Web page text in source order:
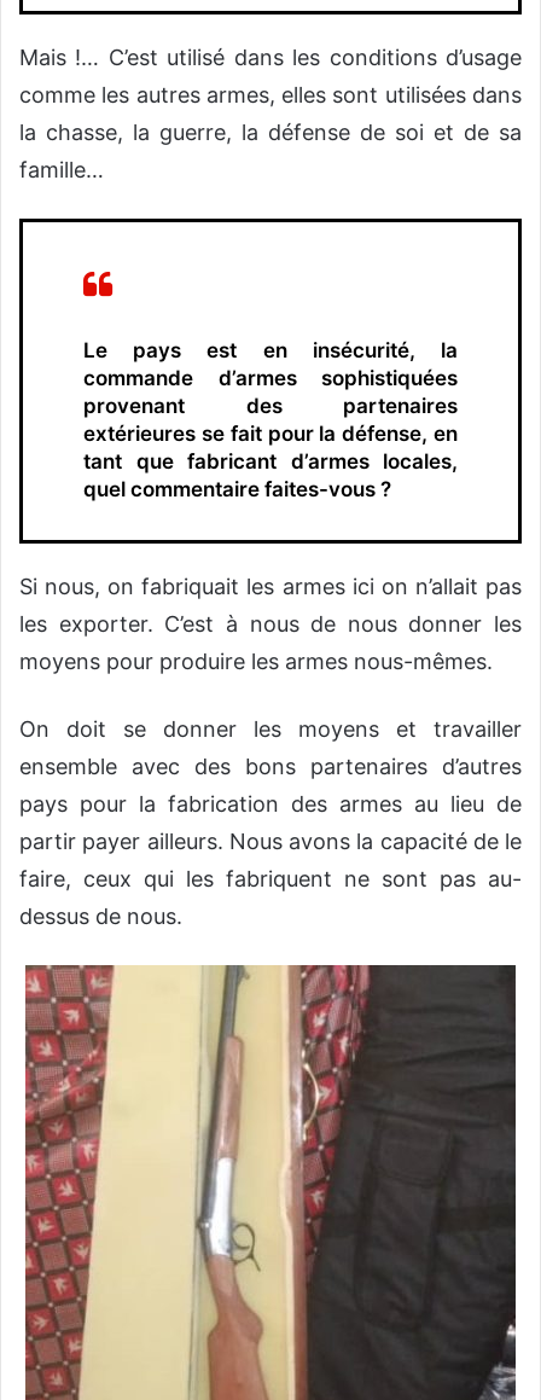
Mais !… C’est utilisé dans les conditions d’usage
comme les autres armes, elles sont utilisées dans
la chasse, la guerre, la défense de soi et de sa
famille…
Le pays est en insécurité, la
commande d’armes sophistiquées
provenant des partenaires
extérieures se fait pour la défense, en
tant que fabricant d’armes locales,
quel commentaire faites-vous ?
Si nous, on fabriquait les armes ici on n’allait pas
les exporter. C’est à nous de nous donner les
moyens pour produire les armes nous-mêmes.
On doit se donner les moyens et travailler
ensemble avec des bons partenaires d’autres
pays pour la fabrication des armes au lieu de
partir payer ailleurs. Nous avons la capacité de le
faire, ceux qui les fabriquent ne sont pas au-
dessus de nous.